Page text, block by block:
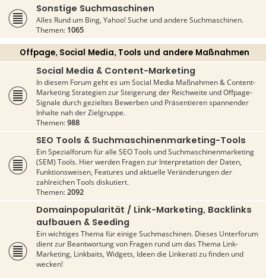
Sonstige Suchmaschinen
Alles Rund um Bing, Yahoo! Suche und andere Suchmaschinen.
Themen: 1065
Offpage, Social Media, Tools und andere Maßnahmen
Social Media & Content-Marketing
In diesem Forum geht es um Social Media Maßnahmen & Content-
Marketing Strategien zur Steigerung der Reichweite und Offpage-
Signale durch gezieltes Bewerben und Präsentieren spannender
Inhalte nah der Zielgruppe.
Themen:988
SEO Tools & Suchmaschinenmarketing-Tools
Ein Spezialforum für alle SEO Tools und Suchmaschinenmarketing
(SEM) Tools. Hier werden Fragen zur Interpretation der Daten,
Funktionsweisen, Features und aktuelle Veränderungen der
zahlreichen Tools diskutiert.
Themen:2092
Domainpopularität / Link-Marketing, Backlinks
aufbauen & Seeding
Ein wichtiges Thema für einige Suchmaschinen. Dieses Unterforum
dient zur Beantwortung von Fragen rund um das Thema Link-
Marketing, Linkbaits, Widgets, Ideen die Linkerati zu finden und
wecken!